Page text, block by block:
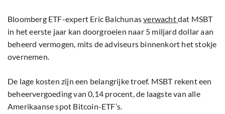
Bloomberg ETF-expert Eric Balchunasverwachtdat MSBT
in het eerste jaar kan doorgroeien naar 5 miljard dollar aan
beheerd vermogen, mits de adviseurs binnenkort het stokje
overnemen.
De lage kosten zijn een belangrijke troef. MSBT rekent een
beheervergoeding van 0,14 procent, de laagste van alle
Amerikaanse spot Bitcoin-ETF’s.